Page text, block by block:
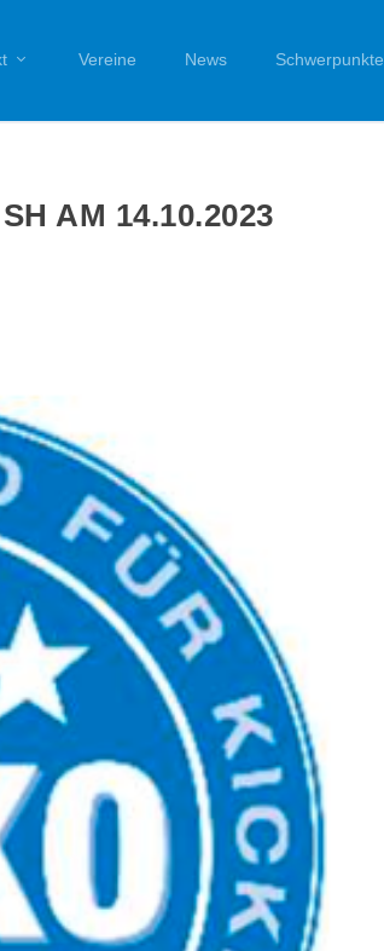
Vereine News Schwerpunkte
AM 14.10.2023